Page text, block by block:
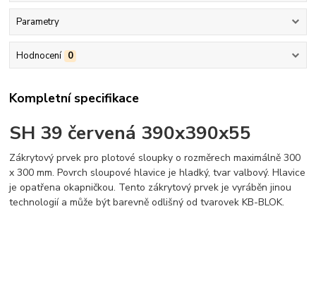
Parametry
Hodnocení 0
Kompletní specifikace
SH 39 červená 390x390x55
Zákrytový prvek pro plotové sloupky o rozměrech maximálně 300
x 300 mm. Povrch sloupové hlavice je hladký, tvar valbový. Hlavice
je opatřena okapničkou. Tento zákrytový prvek je vyráběn jinou
technologií a může být barevně odlišný od tvarovek KB-BLOK.